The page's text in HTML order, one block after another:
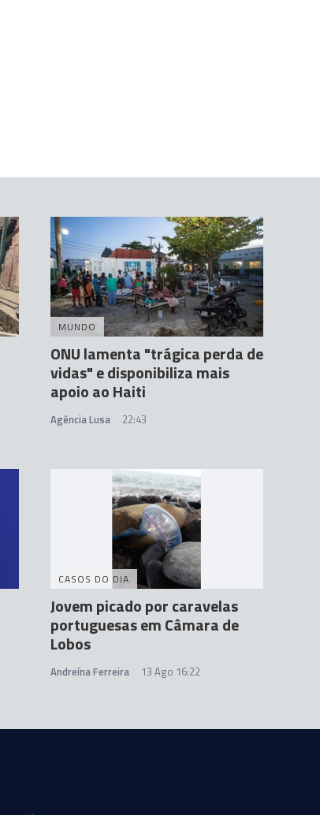
MUNDO
ONU lamenta "trágica perda de
vidas" e disponibiliza mais
apoio ao Haiti
Agência Lusa 22:43
CASOS DO DIA
Jovem picado por caravelas
portuguesas em Câmara de
Lobos
Andreína Ferreira 13 Ago 16:22